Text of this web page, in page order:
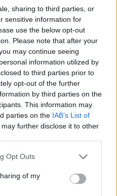
sharing to third parties, or
sensitive information for
use the below opt-out
Please note that after your
may continue seeing
information utilized by
to third parties prior to
opt-out of the further
by third parties on the
This information may
parties on the IAB’s List of
may further disclose it to other
Opt Outs
of my
Maladie de Basedow :
découvrez ses symptômes
et risques cachés